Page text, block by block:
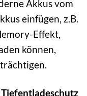
Akkus vom
einfügen, z.B.
Effekt,
können,